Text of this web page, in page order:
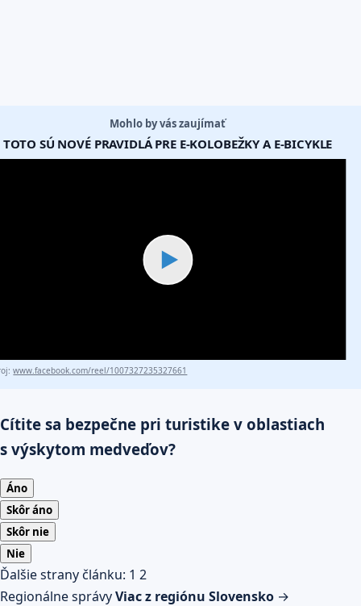
Mohlo by vás zaujímať
TOTO SÚ NOVÉ PRAVIDLÁ PRE E-KOLOBEŽKY A E-BICYKLE
▶
www.facebook.com/reel/1007327235327661
Cítite sa bezpečne pri turistike v oblastiach
s výskytom medveďov?
Áno
Skôr áno
Skôr nie
Nie
Ďalšie strany článku: 1 2
Regionálne správyViac z regiónu Slovensko →